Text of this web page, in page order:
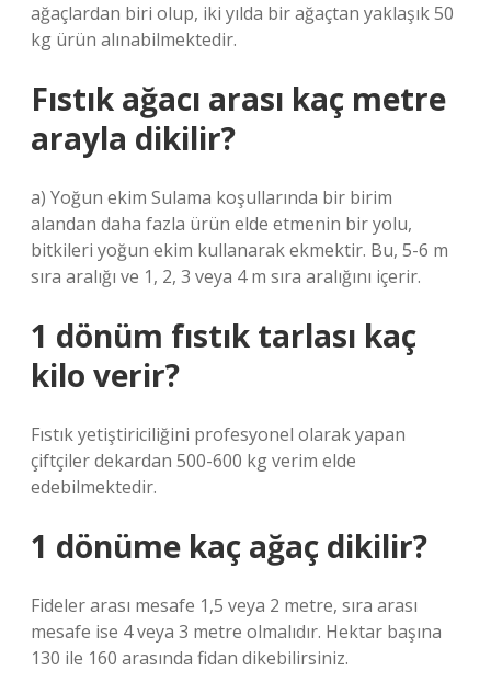
ağaçlardan biri olup, iki yılda bir ağaçtan yaklaşık 50
kg ürün alınabilmektedir.
Fıstık ağacı arası kaç metre
arayla dikilir?
a) Yoğun ekim Sulama koşullarında bir birim
alandan daha fazla ürün elde etmenin bir yolu,
bitkileri yoğun ekim kullanarak ekmektir. Bu, 5-6 m
sıra aralığı ve 1, 2, 3 veya 4 m sıra aralığını içerir.
1 dönüm fıstık tarlası kaç
kilo verir?
Fıstık yetiştiriciliğini profesyonel olarak yapan
çiftçiler dekardan 500-600 kg verim elde
edebilmektedir.
1 dönüme kaç ağaç dikilir?
Fideler arası mesafe 1,5 veya 2 metre, sıra arası
mesafe ise 4 veya 3 metre olmalıdır. Hektar başına
130 ile 160 arasında fidan dikebilirsiniz.